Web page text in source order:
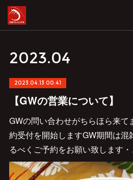
2023.04
2023.04.13 00:41
【GWの営業について】
GWの問い合わせがちらほら来て
約受付を開始しますGW期間は混
るべくご予約をお願い致します